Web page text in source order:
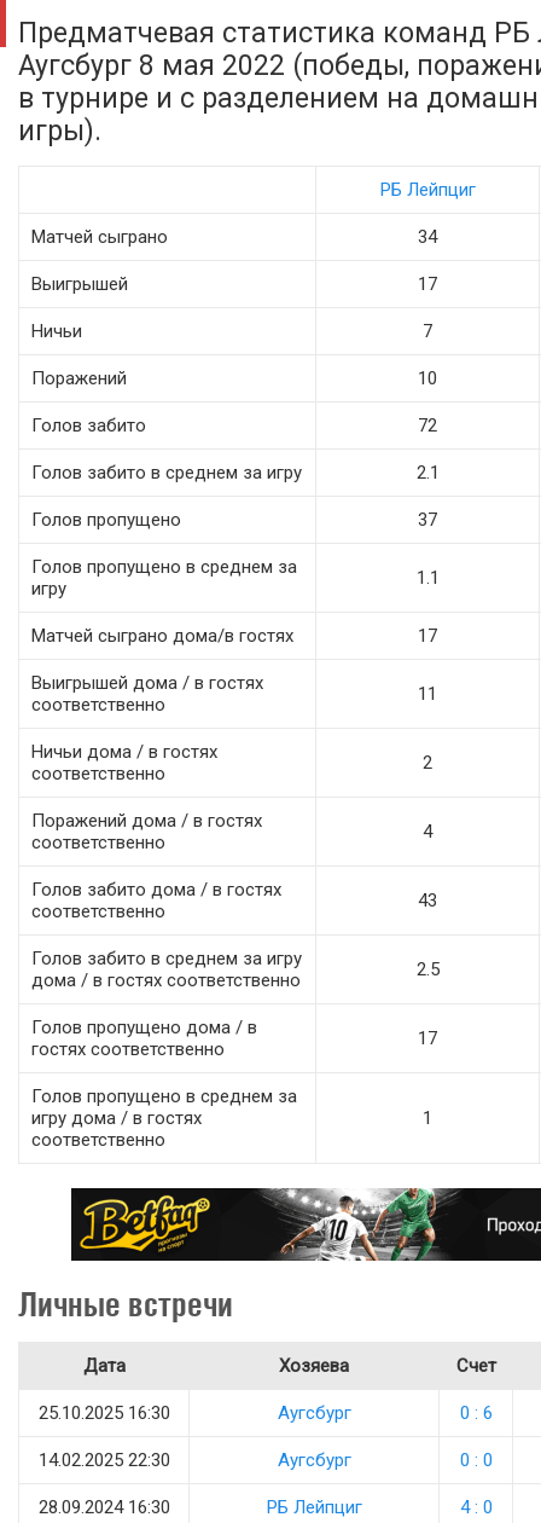
Предматчевая статистика команд РБ
Аугсбург 8 мая 2022 (победы,
в турнире и с разделением на
игры).
РБ Лейпциг
Матчей сыграно 34
Выигрышей 17
Ничьи 7
Поражений 10
Голов забито 72
Голов забито в среднем за игру 2.1
Голов пропущено 37
Голов пропущено в среднем за
игру
1.1
Матчей сыграно дома/в гостях 17
Выигрышей дома / в гостях
соответственно
11
Ничьи дома / в гостях
соответственно
2
Поражений дома / в гостях
соответственно
4
Голов забито дома / в гостях
соответственно
43
Голов забито в среднем за игру
дома / в гостях соответственно
2.5
Голов пропущено дома / в
гостях соответственно
17
Голов пропущено в среднем за
игру дома / в гостях
соответственно
1
Личные встречи
Дата Хозяева Счет
25.10.2025 16:30 Аугсбург 0 : 6
14.02.2025 22:30 Аугсбург 0 : 0
28.09.2024 16:30 РБ Лейпциг 4 : 0